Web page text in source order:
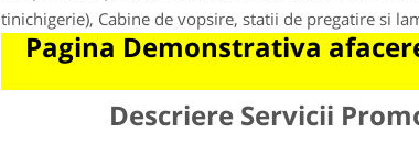
tinichigerie), Cabine de vopsire, statii de pregatire si
Pagina Demonstrativa
Descriere Servicii